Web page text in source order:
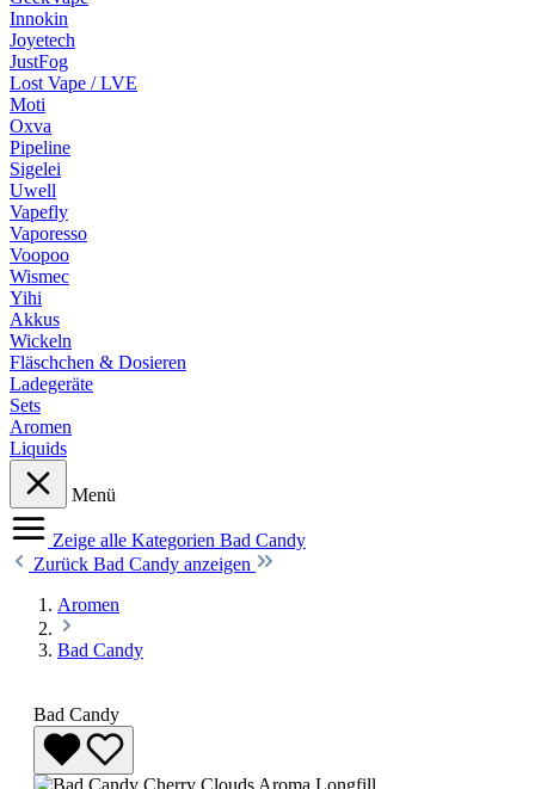
Innokin
Joyetech
JustFog
Lost Vape / LVE
Moti
Oxva
Pipeline
Sigelei
Uwell
Vapefly
Vaporesso
Voopoo
Wismec
Yihi
Akkus
Wickeln
Fläschchen & Dosieren
Ladegeräte
Sets
Aromen
Liquids
Menü
Zeige alle Kategorien Bad Candy
Zurück Bad Candy anzeigen
Aromen
Bad Candy
Bad Candy